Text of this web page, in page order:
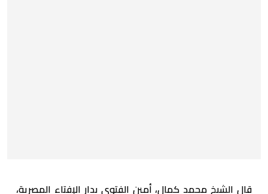
قال الشيخ محمد كمال، أمين الفتوى بدار الإفتاء المصرية،